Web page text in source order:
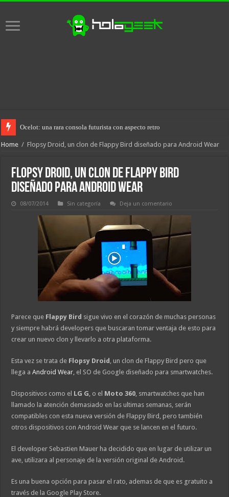
Ocelot: una rara consola futurista con aspecto retro
Home / Flopsy Droid, un clon de Flappy Bird diseñado para Android Wear
Flopsy Droid, un clon de Flappy Bird
diseñado para Android Wear
08/07/2014 Sin categoría Deja un comentario
Parece que Flappy Bird sigue vivo en el corazón de muchas personas
y siempre habrá developers que buscaran tomar ventaja de esto para
crear un nuevo clon y llevarlo a otra plataforma.
Esta vez se trata de Flopsy Droid , un clon de Flappy Bird pero que
llega aAndroid Wear , el SO de Google diseñado para smartwatches.
Dispositivos como el LG G , o el Moto 360 , smartwatches que han
llamado la atención demasiado en las ultimas semanas, serán
compatibles con esta nueva versión de Flappy Bird, pero también
otros dispositivos con Android Wear que se lancen en el futuro.
El developer Sebastien Mauer ha decidido que en lugar de utilizar un
ave, utilizara al personaje de la versión original de Android.
Es una buena opción para pasar el rato, ademas de que es gratuito a
través de la Google Play Store.